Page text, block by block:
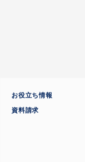
お役立ち情報
資料請求